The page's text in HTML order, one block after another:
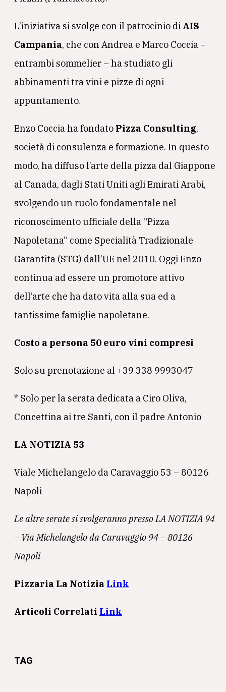
L’iniziativa si svolge con il patrocinio di AIS
Campania, che con Andrea e Marco Coccia –
entrambi sommelier – ha studiato gli
abbinamenti tra vini e pizze di ogni
appuntamento.
Enzo Coccia ha fondato Pizza Consulting,
società di consulenza e formazione. In questo
modo, ha diffuso l’arte della pizza dal Giappone
al Canada, dagli Stati Uniti agli Emirati Arabi,
svolgendo un ruolo fondamentale nel
riconoscimento ufficiale della “Pizza
Napoletana” come Specialità Tradizionale
Garantita (STG) dall’UE nel 2010. Oggi Enzo
continua ad essere un promotore attivo
dell’arte che ha dato vita alla sua ed a
tantissime famiglie napoletane.
Costo a persona 50 euro vini compresi
Solo su prenotazione al +39 338 9993047
* Solo per la serata dedicata a Ciro Oliva,
Concettina ai tre Santi, con il padre Antonio
LA NOTIZIA 53
Viale Michelangelo da Caravaggio 53 – 80126
Napoli
Le altre serate si svolgeranno presso LA NOTIZIA 94
– Via Michelangelo da Caravaggio 94 – 80126
Napoli
Pizzaria La Notizia Link
Articoli Correlati Link
TAG